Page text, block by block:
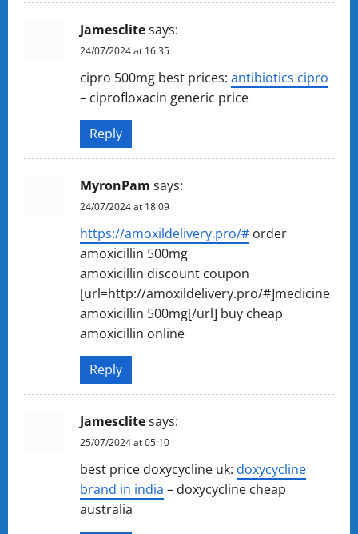
Jamesclitesays:
24/07/2024 at 16:35
cipro 500mg best prices: antibiotics cipro
– ciprofloxacin generic price
Reply
MyronPam says:
24/07/2024 at 18:09
https://amoxildelivery.pro/# order
amoxicillin 500mg
amoxicillin discount coupon
[url=http://amoxildelivery.pro/#]medicine
amoxicillin 500mg[/url] buy cheap
amoxicillin online
Reply
Jamesclitesays:
25/07/2024 at 05:10
best price doxycycline uk: doxycycline
brand in india – doxycycline cheap
australia